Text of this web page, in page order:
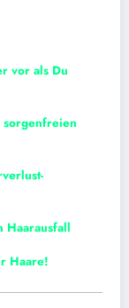
vor als Du
Haarausfall
Haare!